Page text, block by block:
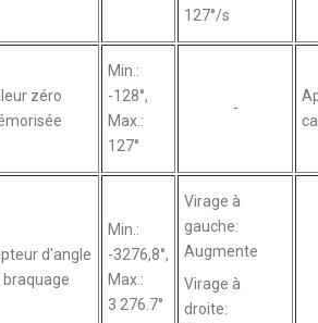
127°/s
zéro
Min.:
-128°,
Max.:
127°
-
d'angle
braquage
Min.:
-3276,8°,
Max.:
3 276.7°
Virage à
gauche:
Augmente
Virage à
droite: